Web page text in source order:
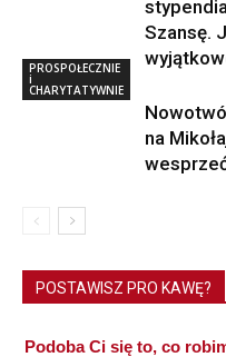
Szansę.
PROSPOŁECZNIE
i
CHARYTATYWNIE
na
POSTAWISZ PRO KAWĘ?
Podoba Ci się to, co